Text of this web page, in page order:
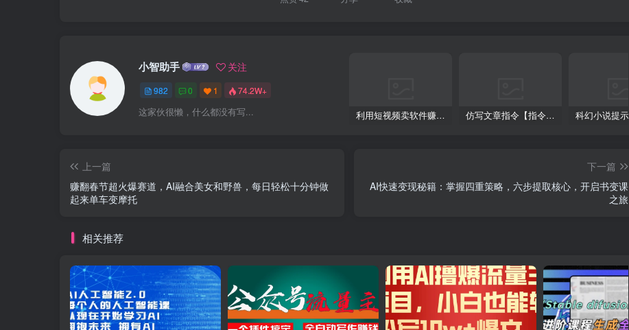
小智助手 关注
982 0 1 74.2W+
这家伙很懒，什么都没有写... 利用短视频卖软件赚钱，新手小白轻松月入10000+！ 仿写文章指令【指令+教程】
上一篇
赚翻春节超火爆赛道，AI融合美女和野兽，每日轻松十分钟做
起来单车变摩托
下一篇
AI快速变现秘籍：掌握四重策略，六步提取核心，开启书变课
之旅
相关推荐